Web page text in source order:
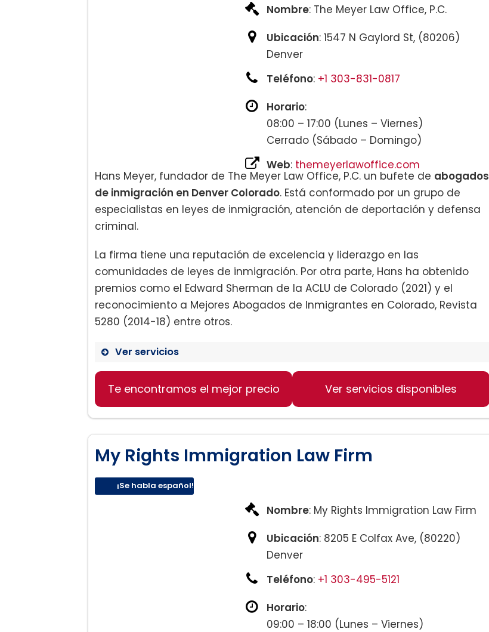
Visa temporal de empleo:
Exenciones de inadmisibilidad:
Nombre: The Meyer Law Office, P.C.
Ubicación: 1547 N Gaylord St, (80206)
Denver
Teléfono: +1 303-831-0817
Horario:
08:00 – 17:00 (Lunes – Viernes)
Cerrado (Sábado – Domingo)
Web: themeyerlawoffice.com
Hans Meyer, fundador de The Meyer Law Office, P.C. un bufete de abogados
de inmigración en Denver Colorado. Está conformado por un grupo de
especialistas en leyes de inmigración, atención de deportación y defensa
criminal.
La firma tiene una reputación de excelencia y liderazgo en las
comunidades de leyes de inmigración. Por otra parte, Hans ha obtenido
premios como el Edward Sherman de la ACLU de Colorado (2021) y el
reconocimiento a Mejores Abogados de Inmigrantes en Colorado, Revista
5280 (2014-18) entre otros.
Ver servicios
Inmigración basada en la familia:
Defensa de Remoción (Deportación): .
Defensa Criminal para No Ciudadanos:
Inmigración basada en sobrevivientes:
Te encontramos el mejor precio Ver servicios disponibles
My Rights Immigration Law Firm
¡Se habla español!
Nombre: My Rights Immigration Law Firm
Ubicación: 8205 E Colfax Ave, (80220)
Denver
Teléfono: +1 303-495-5121
Horario:
09:00 – 18:00 (Lunes – Viernes)